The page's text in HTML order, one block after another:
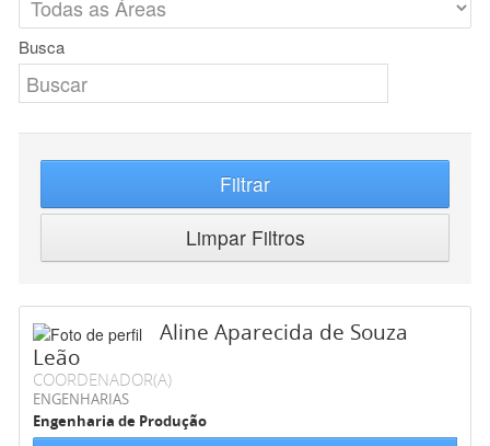
Busca
Filtrar
Limpar Filtros
Aline Aparecida de Souza
Leão
COORDENADOR(A)
ENGENHARIAS
Engenharia de Produção